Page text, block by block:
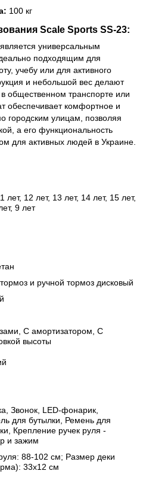
100 кг
Scale Sports SS-23:
универсальным
подходящим для
учебу или для активного
и небольшой вес делают
общественном транспорте или
обеспечивает комфортное и
городским улицам, позволяя
а его функциональность
для активных людей в Украине.
лет, 12 лет, 13 лет, 14 лет, 15 лет,
9 лет
и ручной тормоз дисковый
С амортизатором, С
высоты
Звонок, LED-фонарик,
для бутылки, Ремень для
Крепление ручек руля -
и зажим
88-102 см; Размер деки
33х12 см